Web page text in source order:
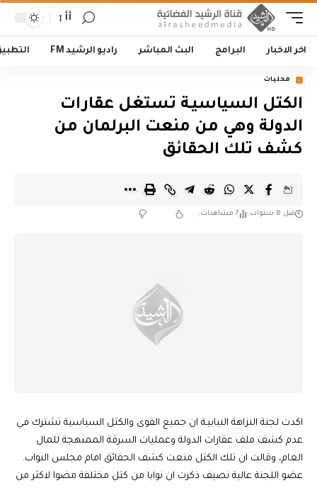
أأ
اخر الاخبار البرامج البث المباشر راديو الرشيد FM
محليات
الكتل السياسيـة تستغل عقارات
الدولة وهي من منعت البرلمان من
كشف تلك الحقائق
قبل 8 سنوات 7 مشاهدات
اكدت لجنة النزاهة النيابيـة ان جميع القوى والكتل السياسية تشترك في
عدم كشف ملف عقارات الدولة وعمليات السرقة الممنهجة للمال
العام، وقالت ان تلك الكتل منعت كشف الحقائق امام مجلس النواب.
عضو اللجنة عالية نصيف ذكرت ان نوابا من كتل مختلفة مضوا لاكثر من